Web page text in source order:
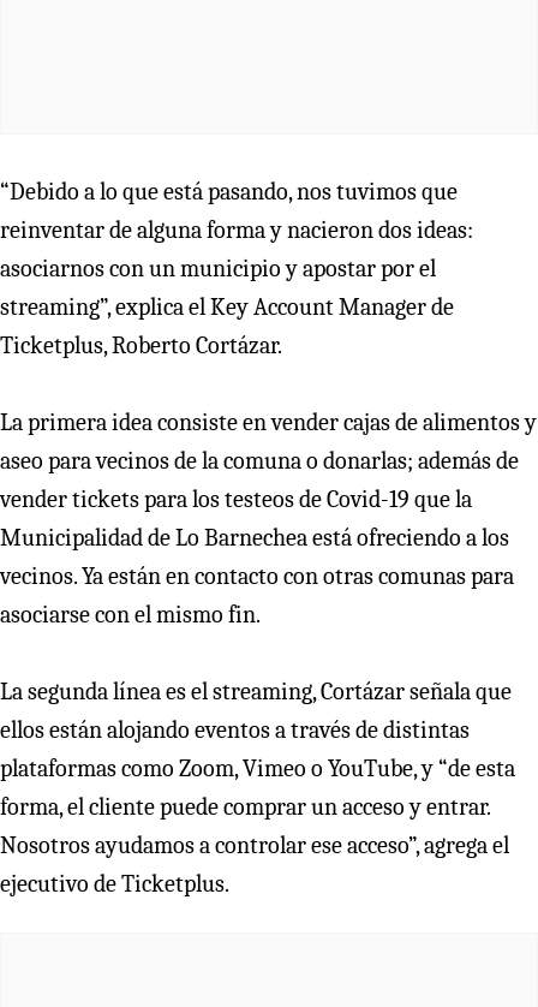
“Debido a lo que está pasando, nos tuvimos que
reinventar de alguna forma y nacieron dos ideas:
asociarnos con un municipio y apostar por el
streaming”, explica el Key Account Manager de
Ticketplus, Roberto Cortázar.
La primera idea consiste en vender cajas de alimentos y
aseo para vecinos de la comuna o donarlas; además de
vender tickets para los testeos de Covid-19 que la
Municipalidad de Lo Barnechea está ofreciendo a los
vecinos. Ya están en contacto con otras comunas para
asociarse con el mismo fin.
La segunda línea es el streaming, Cortázar señala que
ellos están alojando eventos a través de distintas
plataformas como Zoom, Vimeo o YouTube, y “de esta
forma, el cliente puede comprar un acceso y entrar.
Nosotros ayudamos a controlar ese acceso”, agrega el
ejecutivo de Ticketplus.